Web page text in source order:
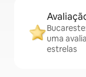
uma
estrelas